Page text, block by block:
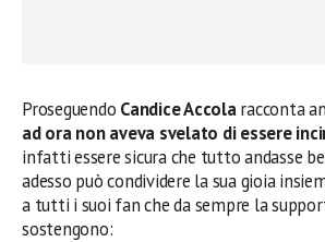
Proseguendo Candice Accolaracconta
ad ora non aveva svelato di essere
infatti essere sicura che tutto andasse
adesso può condividere la sua gioia
a tutti i suoi fan che da sempre la
sostengono: